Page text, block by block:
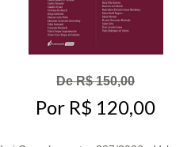
De R$ 150,00
Por R$ 120,00